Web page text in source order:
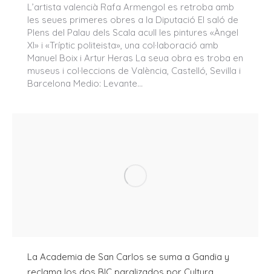
L’artista valencià Rafa Armengol es retroba amb
les seues primeres obres a la Diputació El saló de
Plens del Palau dels Scala acull les pintures «Àngel
XI» i «Tríptic politeista», una col·laboració amb
Manuel Boix i Artur Heras La seua obra es troba en
museus i col·leccions de València, Castelló, Sevilla i
Barcelona Medio: Levante…
La Academia de San Carlos se suma a Gandia y
reclama los dos BIC paralizados por Cultura